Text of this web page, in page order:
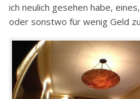
ich neulich gesehen habe,
oder sonstwo für wenig Geld